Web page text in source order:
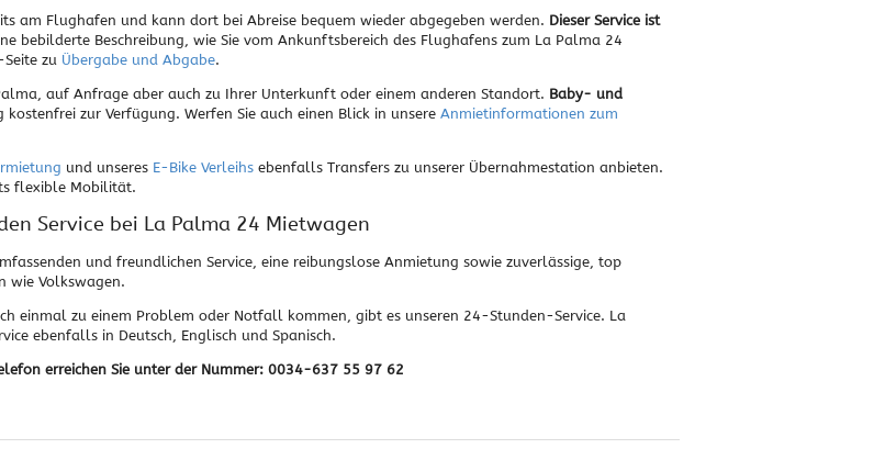
am Flughafen und kann dort bei Abreise bequem wieder abgegeben werden. Dieser Service ist
bebilderte Beschreibung, wie Sie vom Ankunftsbereich des Flughafens zum La Palma 24
zu Übergabe und Abgabe.
auf Anfrage aber auch zu Ihrer Unterkunft oder einem anderen Standort. Baby- und
zur Verfügung. Werfen Sie auch einen Blick in unsere Anmietinformationen zum
und unseres E-Bike Verleihs ebenfalls Transfers zu unserer Übernahmestation anbieten.
flexible Mobilität.
Service bei La Palma 24 Mietwagen
und freundlichen Service, eine reibungslose Anmietung sowie zuverlässige, top
wie Volkswagen.
einmal zu einem Problem oder Notfall kommen, gibt es unseren 24-Stunden-Service. La
ebenfalls in Deutsch, Englisch und Spanisch.
erreichen Sie unter der Nummer: 0034-637 55 97 62